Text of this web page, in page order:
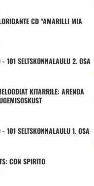
CD "AMARILLI MIA
101 SELTSKONNALAULU 2. OSA
KITARRILE: ARENDA
101 SELTSKONNALAULU 1. OSA
CON SPIRITO